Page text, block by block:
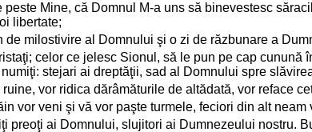
peste Mine, că Domnul M-a uns să binevestesc
libertate;
de milostivire al Domnului şi o zi de răzbunare a
celor ce jelesc Sionul, să le pun pe cap
stejari ai dreptăţii, sad al Domnului spre
vor ridica dărâmăturile de altădată, vor reface
vor veni şi vă vor paşte turmele, feciori din alt
preoţi ai Domnului, slujitori ai Dumnezeului nostru.